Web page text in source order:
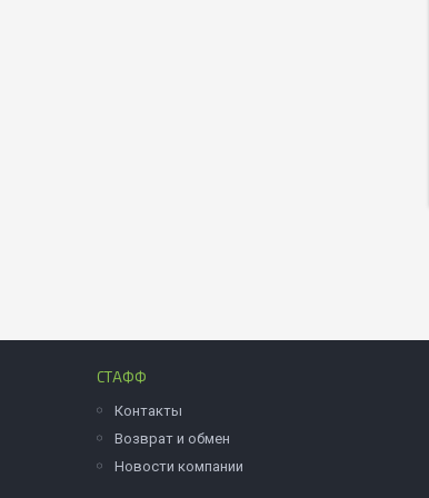
СТАФФ
Контакты
Возврат и обмен
Новости компании